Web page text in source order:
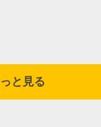
と見る